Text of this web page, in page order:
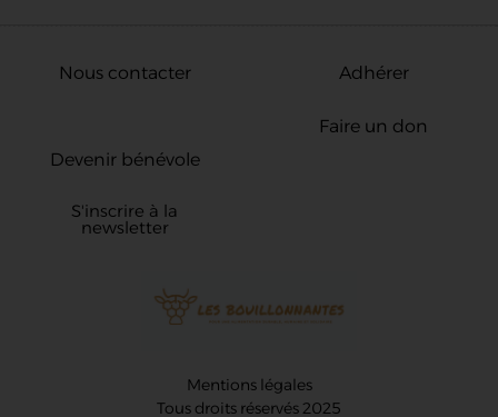
Nous contacter Adhérer
Devenir bénévole
Faire un don
S'inscrire à la
newsletter
Mentions légales
Tous droits réservés 2025